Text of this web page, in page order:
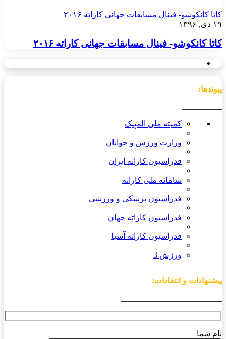
کاتا کانکوشو- فینال مسابقات جهانی کاراته ۲۰۱۶
۱۹ دی, ۱۳۹۶
کاتا کانکوشو- فینال مسابقات جهانی کاراته ۲۰۱۶
پیوندها:
کمیته ملی المپیک
وزارت ورزش و جوانان
فدراسیون کاراته ایران
سامانه ملی کاراته
فدراسیون پزشکی و ورزشی
فدراسیون کاراته جهان
فدراسیون کاراته آسیا
ورزش 3
پیشنهادات و انتقادات:
نام شما